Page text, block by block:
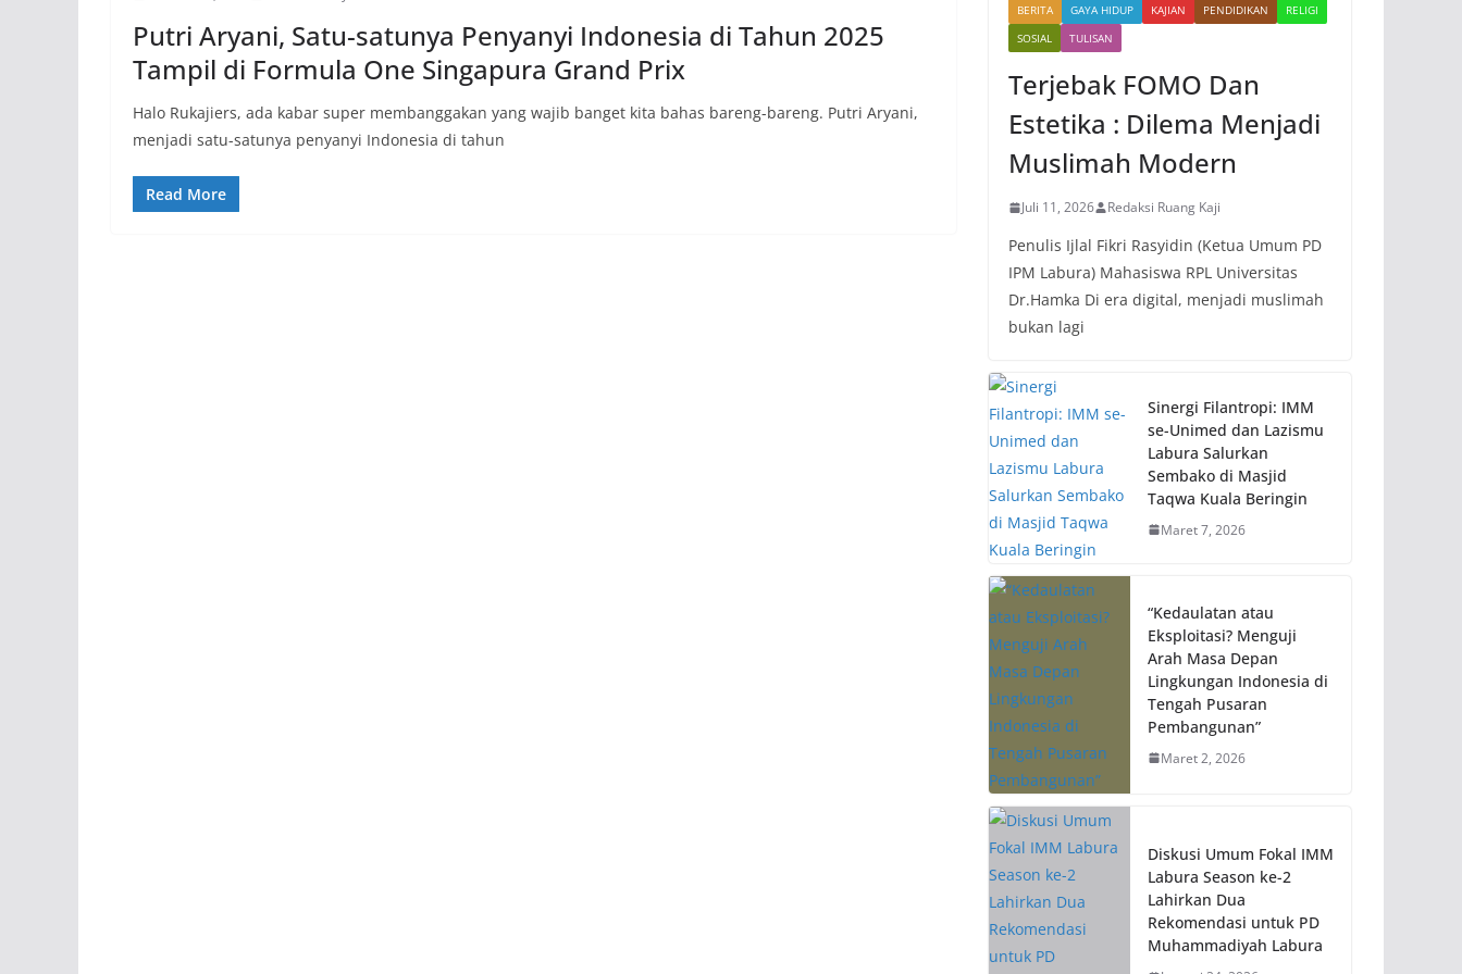
Putri Aryani, Satu-satunya Penyanyi Indonesia di Tahun 2025
Tampil di Formula One Singapura Grand Prix
Halo Rukajiers, ada kabar super membanggakan yang wajib banget kita bahas bareng-bareng. Putri Aryani,
menjadi satu-satunya penyanyi Indonesia di tahun
Read More
BERITA GAYA HIDUP KAJIAN PENDIDIKAN
RELIGI
SOSIAL
TULISAN
Terjebak FOMO Dan
Estetika : Dilema Menjadi
Muslimah Modern
Juli 11, 2026 Redaksi Ruang Kaji
Penulis Ijlal Fikri Rasyidin (Ketua Umum PD
IPM Labura) Mahasiswa RPL Universitas
Dr.Hamka Di era digital, menjadi muslimah
bukan lagi
Sinergi Filantropi: IMM
se-Unimed dan Lazismu
Labura Salurkan
Sembako di Masjid
Taqwa Kuala Beringin
Maret 7, 2026
“Kedaulatan atau
Eksploitasi? Menguji
Arah Masa Depan
Lingkungan Indonesia di
Tengah Pusaran
Pembangunan”
Maret 2, 2026
Diskusi Umum Fokal IMM
Labura Season ke-2
Lahirkan Dua
Rekomendasi untuk PD
Muhammadiyah Labura